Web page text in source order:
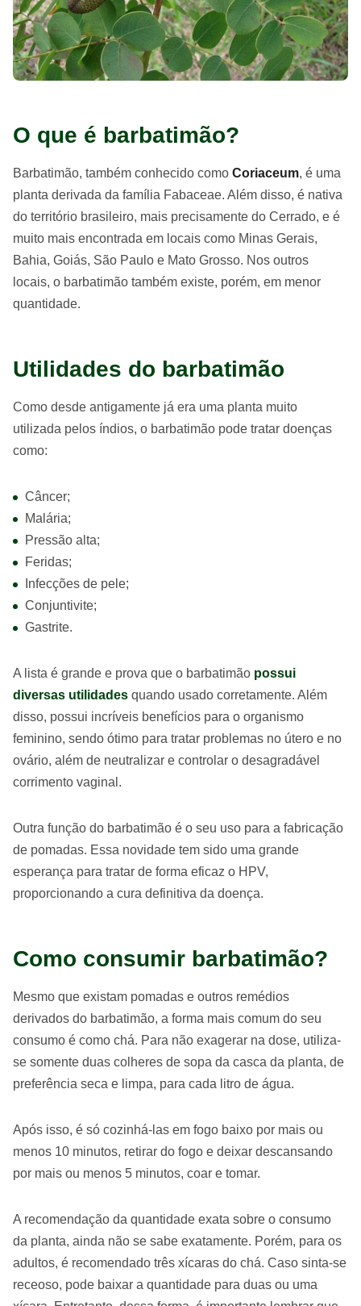
O que é barbatimão?
Barbatimão, também conhecido como Coriaceum, é uma
planta derivada da família Fabaceae. Além disso, é nativa
do território brasileiro, mais precisamente do Cerrado, e é
muito mais encontrada em locais como Minas Gerais,
Bahia, Goiás, São Paulo e Mato Grosso. Nos outros
locais, o barbatimão também existe, porém, em menor
quantidade.
Utilidades do barbatimão
Como desde antigamente já era uma planta muito
utilizada pelos índios, o barbatimão pode tratar doenças
como:
Câncer;
Malária;
Pressão alta;
Feridas;
Infecções de pele;
Conjuntivite;
Gastrite.
A lista é grande e prova que o barbatimão possui
diversas utilidades quando usado corretamente. Além
disso, possui incríveis benefícios para o organismo
feminino, sendo ótimo para tratar problemas no útero e no
ovário, além de neutralizar e controlar o desagradável
corrimento vaginal.
Outra função do barbatimão é o seu uso para a fabricação
de pomadas. Essa novidade tem sido uma grande
esperança para tratar de forma eficaz o HPV,
proporcionando a cura definitiva da doença.
Como consumir barbatimão?
Mesmo que existam pomadas e outros remédios
derivados do barbatimão, a forma mais comum do seu
consumo é como chá. Para não exagerar na dose, utiliza-
se somente duas colheres de sopa da casca da planta, de
preferência seca e limpa, para cada litro de água.
Após isso, é só cozinhá-las em fogo baixo por mais ou
menos 10 minutos, retirar do fogo e deixar descansando
por mais ou menos 5 minutos, coar e tomar.
A recomendação da quantidade exata sobre o consumo
da planta, ainda não se sabe exatamente. Porém, para os
adultos, é recomendado três xícaras do chá. Caso sinta-se
receoso, pode baixar a quantidade para duas ou uma